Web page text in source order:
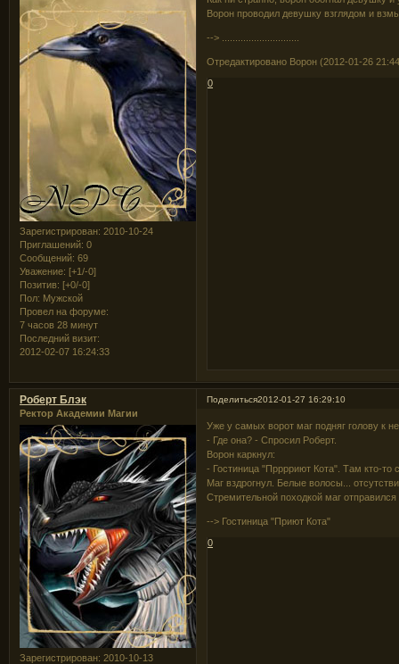
Зарегистрирован: 2010-10-24
Приглашений: 0
Сообщений: 69
Уважение: [+1/-0]
Позитив: [+0/-0]
Пол: Мужской
Провел на форуме:
7 часов 28 минут
Последний визит:
2012-02-07 16:24:33
Ворон проводил девушку взглядом и
--> .............................
Отредактировано Ворон (2012-01-26
0
Поделиться2012-01-27 16:29:10
Роберт Блэк
Ректор Академии Магии
Зарегистрирован: 2010-10-13
Уже у самых ворот маг подняг голову к
- Где она? - Спросил Роберт.
Ворон каркнул:
- Гостиница "Прррриют Кота". Там кто-
Маг вздрогнул. Белые волосы...
Стремительной походкой маг отправился
--> Гостиница "Приют Кота"
0